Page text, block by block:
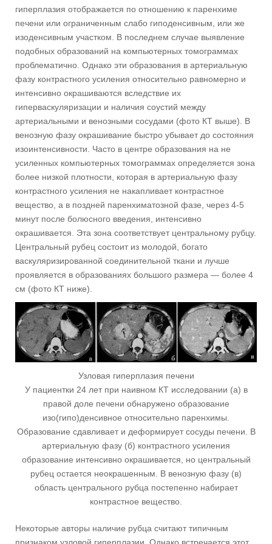
гиперплазия отображается по отношению к паренхиме
печени или ограниченным слабо гиподенсивным, или же
изоденсивным участком. В последнем случае выявление
подобных образований на компьютерных томограммах
проблематично. Однако эти образования в артериальную
фазу контрастного усиления относительно равномерно и
интенсивно окрашиваются вследствие их
гиперваскуляризации и наличия соустий между
артериальными и венозными сосудами (фото КТ выше). В
венозную фазу окрашивание быстро убывает до состояния
изоинтенсивности. Часто в центре образования на не
усиленных компьютерных томограммах определяется зона
более низкой плотности, которая в артериальную фазу
контрастного усиления не накапливает контрастное
вещество, а в поздней паренхиматозной фазе, через 4-5
минут после болюсного введения, интенсивно
окрашивается. Эта зона соответствует центральному рубцу.
Центральный рубец состоит из молодой, богато
васкуляризированной соединительной ткани и лучше
проявляется в образованиях большого размера — более 4
см (фото КТ ниже).
Узловая гиперплазия печени
У пациентки 24 лет при наивном КТ исследовании (а) в
правой доле печени обнаружено образование
изо(гипо)денсивное относительно паренхимы.
Образование сдавливает и деформирует сосуды печени. В
артериальную фазу (б) контрастного усиления
образование интенсивно окрашивается, но центральный
рубец остается неокрашенным. В венозную фазу (в)
область центрального рубца постепенно набирает
контрастное вещество.
Некоторые авторы наличие рубца считают типичным